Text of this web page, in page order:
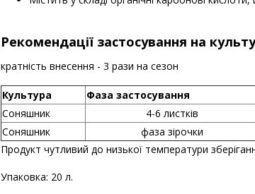
Рекомендації застосування на
кратність внесення - 3 рази на сезон
Культура Фаза застосування
Соняшник
4-6 листків
Соняшник
фаза зірочки
Продукт чутливий до низької температури
Упаковка: 20 л.